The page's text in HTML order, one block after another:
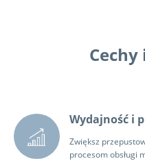
Wydajność i
Zwiększ
procesom obsługi